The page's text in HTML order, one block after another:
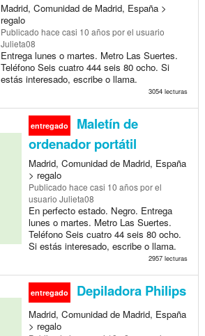
Madrid, Comunidad de Madrid, España >
regalo
Publicado hace casi 10 añospor el usuario
Julieta08
Entrega lunes o martes. Metro Las Suertes.
Teléfono Seis cuatro 444 seis 80 ocho. Si
estás interesado, escribe o llama.
3054 lecturas
entregado
Maletín de
ordenador portátil
Madrid, Comunidad de Madrid, España
> regalo
Publicado hace casi 10 añospor el
usuario Julieta08
En perfecto estado. Negro. Entrega
lunes o martes. Metro Las Suertes.
Teléfono Seis cuatro 44 seis 80 ocho.
Si estás interesado, escribe o llama.
2957 lecturas
entregado Depiladora Philips
Madrid, Comunidad de Madrid, España
> regalo